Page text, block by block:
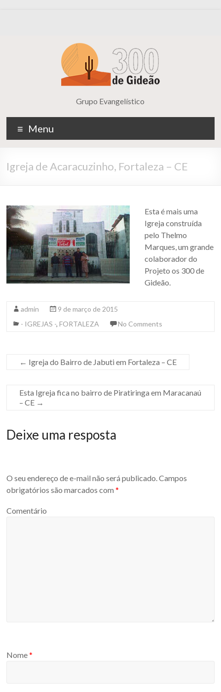
Grupo Evangelístico
Menu
Igreja de Acaracuzinho, Fortaleza – CE
Esta é mais uma
Igreja construída
pelo Thelmo
Marques, um grande
colaborador do
Projeto os 300 de
Gideão.
admin
9 de março de 2015
- IGREJAS -,FORTALEZA No Comments
← Igreja do Bairro de Jabuti em Fortaleza – CE
Esta Igreja fica no bairro de Piratiringa em Maracanaú
– CE →
Deixe uma resposta
O seu endereço de e-mail não será publicado.Campos
obrigatórios são marcados com*
Comentário
Nome*